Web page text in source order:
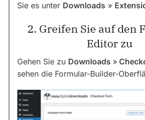
Sie es unter Downloads »
2. Greifen Sie auf den
Editor zu
Gehen Sie zu Downloads »
sehen die Formular-Builder-